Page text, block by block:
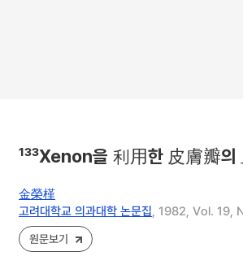
¹³³Xenon을 利用한 皮膚瓣
金榮槿
고려대학교 의과대학 논문집, 1982, Vol. 19,
원문보기